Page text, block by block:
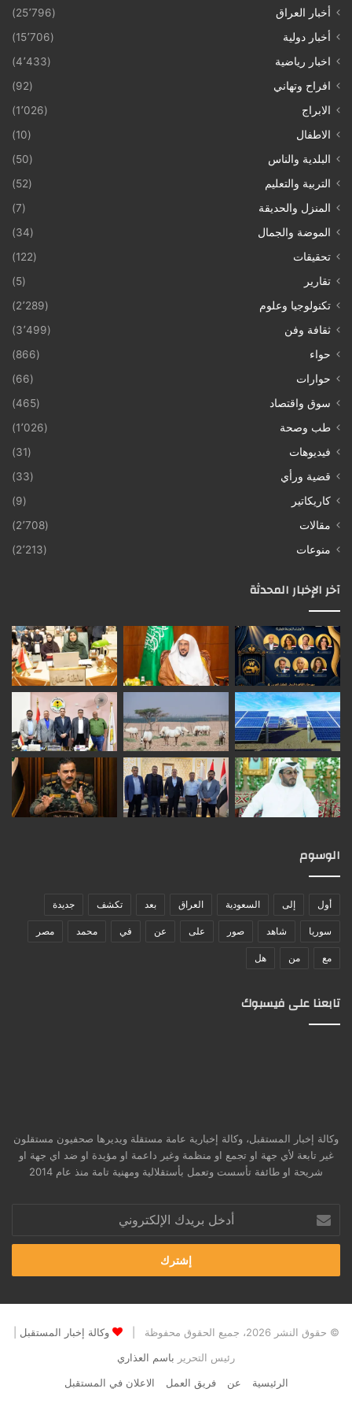
أخبار العراق
(25٬796)
أخبار دولية
(15٬706)
اخبار رياضية
(4٬433)
افراح وتهاني
(92)
الابراج
(1٬026)
الاطفال
(10)
البلدية والناس
(50)
التربية والتعليم
(52)
المنزل والحديقة
(7)
الموضة والجمال
(34)
تحقيقات
(122)
تقارير
(5)
تكنولوجيا وعلوم
(2٬289)
ثقافة وفن
(3٬499)
حواء
(866)
حوارات
(66)
سوق واقتصاد
(465)
طب وصحة
(1٬026)
فيديوهات
(31)
قضية ورأي
(33)
كاريكاتير
(9)
مقالات
(2٬708)
منوعات
(2٬213)
آخر الإخبار المحدثة
الوسوم
أول إلى السعودية العراق بعد تكشف جديدة
سوريا شاهد صور على عن في محمد مصر
مع من هل
تابعنا على فيسبوك
وكالة إخبار المستقبل، وكالة إخبارية عامة مستقلة ويديرها صحفيون مستقلون
غير تابعة لأي جهة او تجمع او منظمة وغير داعمة او مؤيدة او ضد اي جهة او
شريحة او طائفة تأسست وتعمل بأستقلالية ومهنية تامة منذ عام 2014
بريدك
الإلكتروني
© حقوق النشر 2026، جميع الحقوق محفوظة | وكالة إخبار المستقبل
رئيس التحرير باسم العذاري
الرئيسية
عن فريق العمل الاعلان في المستقبل